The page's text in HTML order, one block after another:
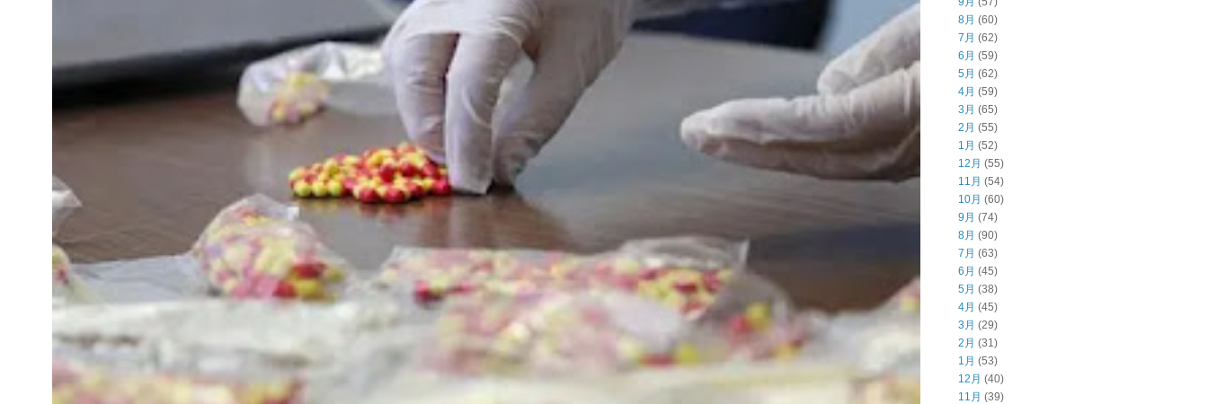
8月 (60)
7月 (62)
6月 (59)
5月 (62)
4月 (59)
3月 (65)
2月 (55)
1月 (52)
12月 (55)
11月 (54)
10月 (60)
9月 (74)
8月 (90)
7月 (63)
6月 (45)
5月 (38)
4月 (45)
3月 (29)
2月 (31)
1月 (53)
12月 (40)
11月 (39)